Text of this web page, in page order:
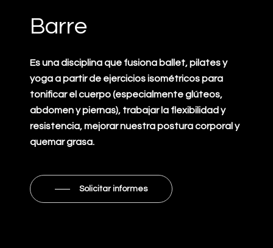
Barre
Es una disciplina que fusiona ballet, pilates y
yoga a partir de ejercicios isométricos para
tonificar el cuerpo (especialmente glúteos,
abdomen y piernas), trabajar la flexibilidad y
resistencia, mejorar nuestra postura corporal y
quemar grasa.
Solicitar informes